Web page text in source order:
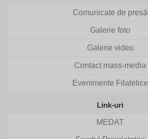
Comunicate de presă
Galerie foto
Galerie video
Contact mass-media
Evenimente Filatelice
Link-uri
MEDAT